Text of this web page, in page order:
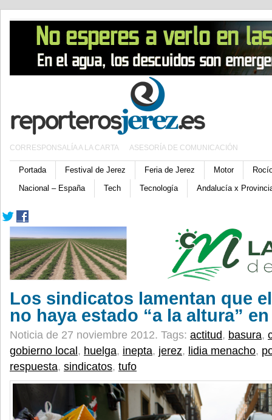
CORRESPONSALÍA A LA CARTA ASESORÍA DE COMUNICACIÓN
Portada Festival de Jerez Feria de Jerez Motor
Nacional – España
Tech Tecnología Andalucía x
Los sindicatos lamentan que
no haya estado “a la altura”
Noticia de 27 noviembre 2012. Tags: actitud, basura,
gobierno local , huelga, inepta, jerez, lidia menacho,
respuesta, sindicatos, tufo